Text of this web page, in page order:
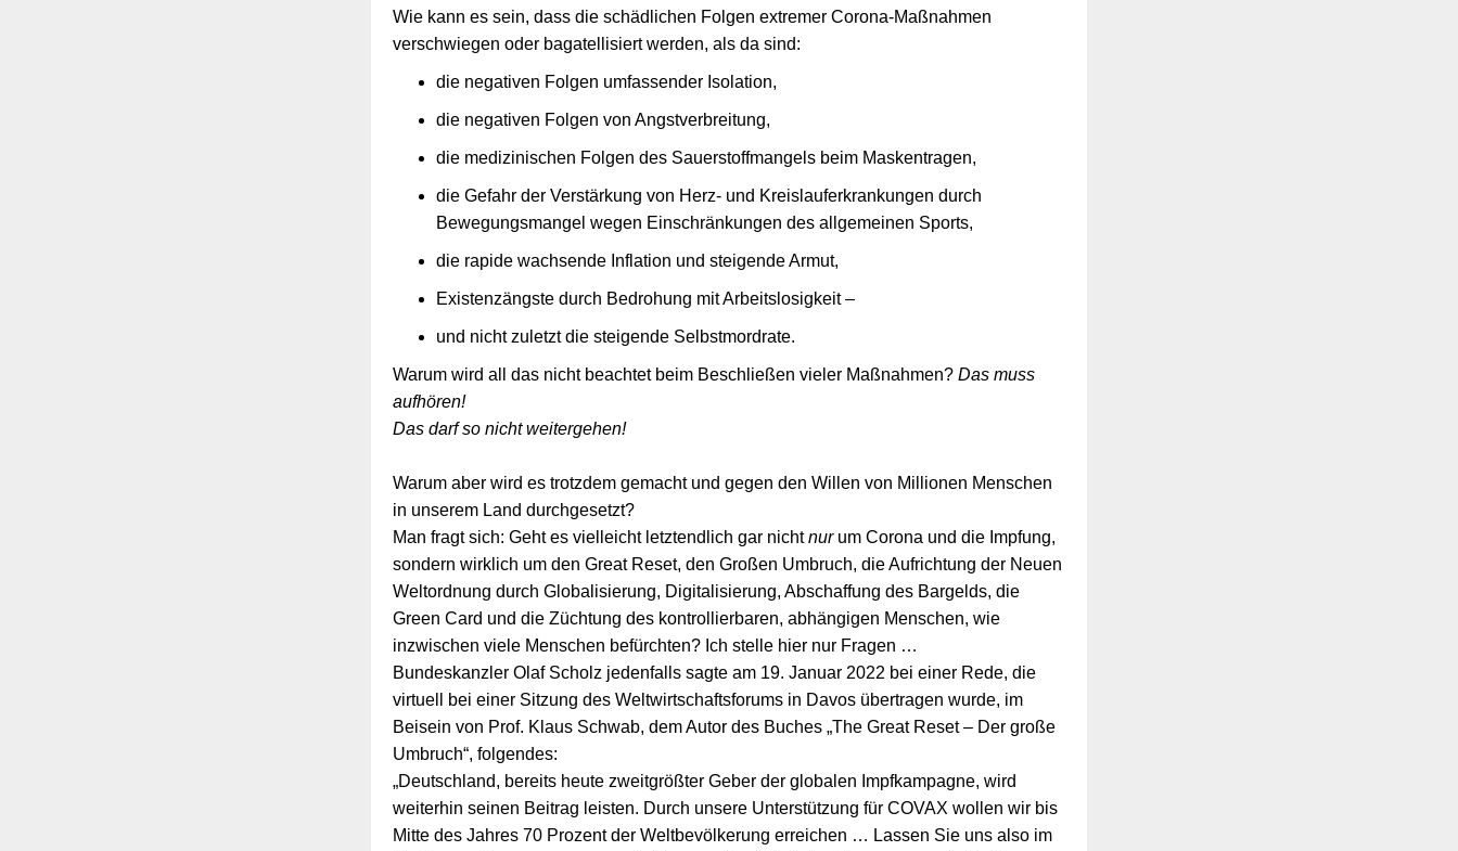
Wie kann es sein, dass die schädlichen Folgen extremer Corona-Maßnahmen
verschwiegen oder bagatellisiert werden, als da sind:
die negativen Folgen umfassender Isolation,
die negativen Folgen von Angstverbreitung,
die medizinischen Folgen des Sauerstoffmangels beim Maskentragen,
die Gefahr der Verstärkung von Herz- und Kreislauferkrankungen durch
Bewegungsmangel wegen Einschränkungen des allgemeinen Sports,
die rapide wachsende Inflation und steigende Armut,
Existenzängste durch Bedrohung mit Arbeitslosigkeit –
und nicht zuletzt die steigende Selbstmordrate.
Warum wird all das nicht beachtet beim Beschließen vieler Maßnahmen? Das muss
aufhören!
Das darf so nicht weitergehen!
Warum aber wird es trotzdem gemacht und gegen den Willen von Millionen Menschen
in unserem Land durchgesetzt?
Man fragt sich: Geht es vielleicht letztendlich gar nichtnurum Corona und die Impfung,
sondern wirklich um den Great Reset, den Großen Umbruch, die Aufrichtung der Neuen
Weltordnung durch Globalisierung, Digitalisierung, Abschaffung des Bargelds, die
Green Card und die Züchtung des kontrollierbaren, abhängigen Menschen, wie
inzwischen viele Menschen befürchten? Ich stelle hier nur Fragen …
Bundeskanzler Olaf Scholz jedenfalls sagte am 19. Januar 2022 bei einer Rede, die
virtuell bei einer Sitzung des Weltwirtschaftsforums in Davos übertragen wurde, im
Beisein von Prof. Klaus Schwab, dem Autor des Buches „The Great Reset – Der große
Umbruch“, folgendes:
„Deutschland, bereits heute zweitgrößter Geber der globalen Impfkampagne, wird
weiterhin seinen Beitrag leisten. Durch unsere Unterstützung für COVAX wollen wir bis
Mitte des Jahres 70 Prozent der Weltbevölkerung erreichen … Lassen Sie uns also im